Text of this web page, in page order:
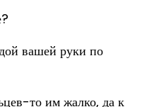
вашей руки по
то им жалко, да к